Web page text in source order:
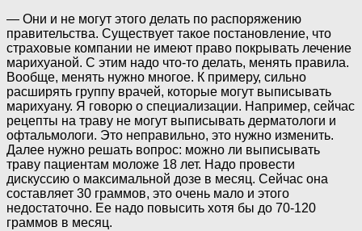
— Они и не могут этого делать по распоряжению
правительства. Существует такое постановление, что
страховые компании не имеют право покрывать лечение
марихуаной. С этим надо что-то делать, менять правила.
Вообще, менять нужно многое. К примеру, сильно
расширять группу врачей, которые могут выписывать
марихуану. Я говорю о специализации. Например, сейчас
рецепты на траву не могут выписывать дерматологи и
офтальмологи. Это неправильно, это нужно изменить.
Далее нужно решать вопрос: можно ли выписывать
траву пациентам моложе 18 лет. Надо провести
дискуссию о максимальной дозе в месяц. Сейчас она
составляет 30 граммов, это очень мало и этого
недостаточно. Ее надо повысить хотя бы до 70-120
граммов в месяц.